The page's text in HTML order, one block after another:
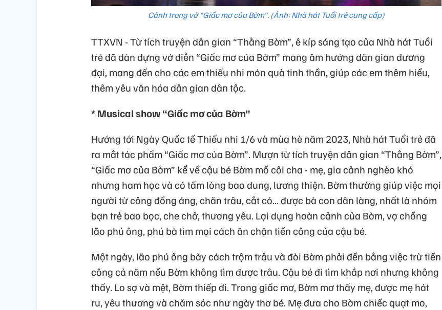
Cảnh trong vở "Giấc mơ của Bờm". (Ảnh: Nhà hát Tuổi trẻ cung cấp)
TTXVN - Từ tích truyện dân gian “Thằng Bờm”, ê kíp sáng tạo của Nhà hát Tuổi
trẻ đã dàn dựng vở diễn “Giấc mơ của Bờm” mang âm hưởng dân gian đương
đại, mang đến cho các em thiếu nhi món quà tinh thần, giúp các em thêm hiểu,
thêm yêu văn hóa dân gian dân tộc.
* Musical show “Giấc mơ của Bờm”
Hướng tới Ngày Quốc tế Thiếu nhi 1/6 và mùa hè năm 2023, Nhà hát Tuổi trẻ đã
ra mắt tác phẩm “Giấc mơ của Bờm”. Mượn từ tích truyện dân gian “Thằng Bờm”,
“Giấc mơ của Bờm” kể về cậu bé Bờm mồ côi cha - mẹ, gia cảnh nghèo khó
nhưng ham học và có tấm lòng bao dung, lương thiện. Bờm thường giúp việc mọi
người từ công đồng áng, chăn trâu, cắt cỏ… được bà con dân làng, nhất là nhóm
bạn trẻ bao bọc, che chở, thương yêu. Lợi dụng hoàn cảnh của Bờm, vợ chồng
lão phú ông, phú bà tìm mọi cách ăn chặn tiền công của cậu bé.
Một ngày, lão phú ông bày cách trộm trâu và đòi Bờm phải đền bằng việc trừ tiền
công cả năm nếu Bờm không tìm được trâu. Cậu bé đi tìm khắp nơi nhưng không
thấy. Lo sợ và mệt, Bờm thiếp đi. Trong giấc mơ, Bờm mơ thấy mẹ, được mẹ hát
ru, yêu thương và chăm sóc như ngày thơ bé. Mẹ đưa cho Bờm chiếc quạt mo,